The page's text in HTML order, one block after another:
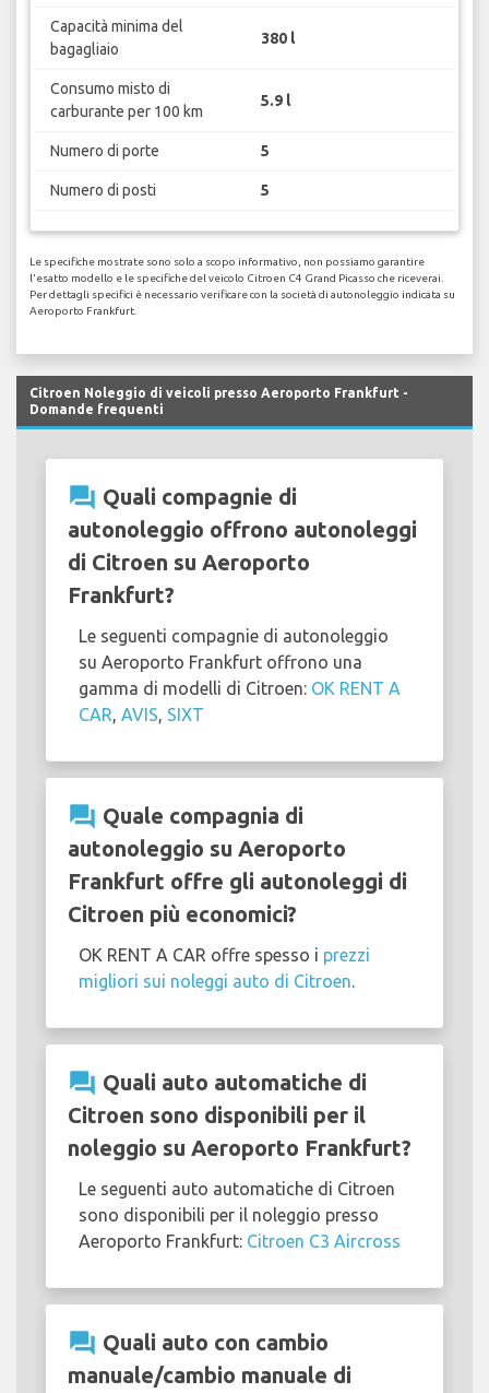
Capacità minima del
bagagliaio
380 l
Consumo misto di
carburante per 100 km
5.9 l
Numero di porte 5
Numero di posti 5
Le specifiche mostrate sono solo a scopo informativo, non possiamo garantire
l'esatto modello e le specifiche del veicolo Citroen C4 Grand Picasso che riceverai.
Per dettagli specifici è necessario verificare con la società di autonoleggio indicata su
Aeroporto Frankfurt.
Citroen Noleggio di veicoli presso Aeroporto Frankfurt -
Domande frequenti
question_answer Quali compagnie di
autonoleggio offrono autonoleggi
di Citroen su Aeroporto
Frankfurt?
Le seguenti compagnie di autonoleggio
su Aeroporto Frankfurt offrono una
gamma di modelli di Citroen: OK RENT A
CAR AVIS SIXT
question_answer Quale compagnia di
autonoleggio su Aeroporto
Frankfurt offre gli autonoleggi di
Citroen più economici?
OK RENT A CAR offre spesso i prezzi
migliori sui noleggi auto di Citroen
question_answer Quali auto automatiche di
Citroen sono disponibili per il
noleggio su Aeroporto Frankfurt?
Le seguenti auto automatiche di Citroen
sono disponibili per il noleggio presso
Aeroporto Frankfurt: Citroen C3 Aircross
question_answer Quali auto con cambio
manuale/cambio manuale di